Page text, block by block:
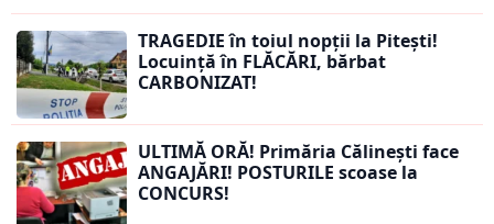
TRAGEDIE în toiul nopții la Pitești!
Locuință în FLĂCĂRI, bărbat
CARBONIZAT!
ULTIMĂ ORĂ! Primăria Călinești face
ANGAJĂRI! POSTURILE scoase la
CONCURS!